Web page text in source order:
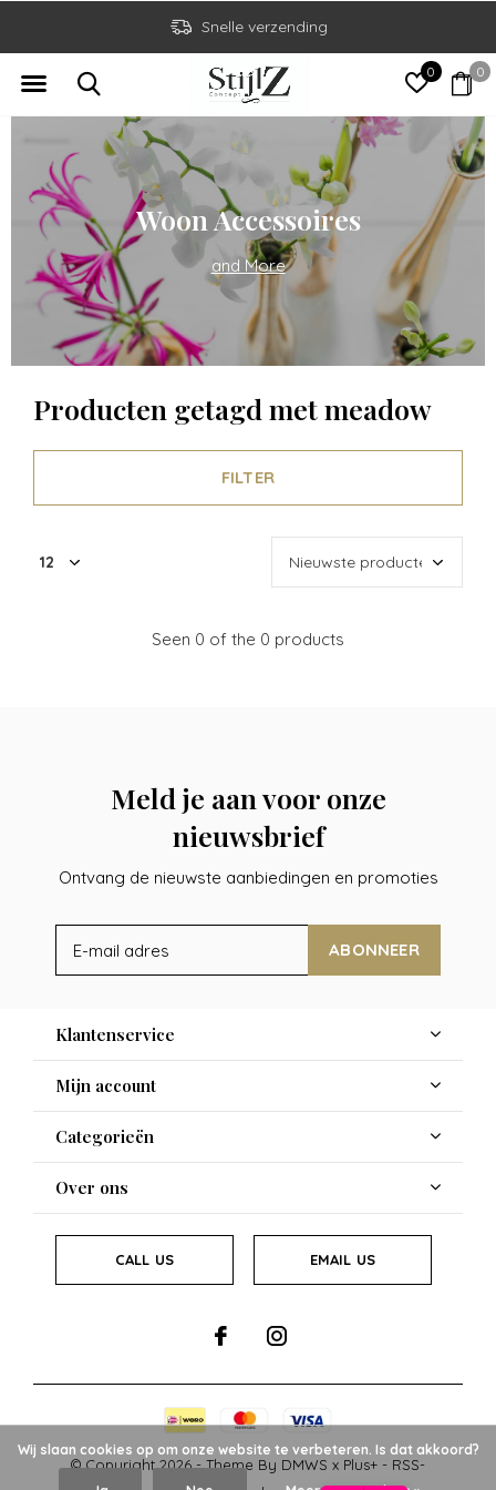
0 0
Snelle verzending
Woon Accessoires
and More
Producten getagd met meadow
FILTER
Seen 0 of the 0 products
Meld je aan voor onze
nieuwsbrief
Ontvang de nieuwste aanbiedingen en promoties
ABONNEER
Klantenservice
Mijn account
Categorieën
Over ons
CALL US EMAIL US
© Copyright2026- Theme By DMWS x Plus+ - RSS-
Wij slaan cookies op om onze website te verbeteren. Is dat akkoord?